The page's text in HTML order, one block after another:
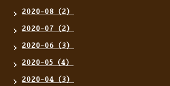
2020-08（2）
2020-07（2）
2020-06（3）
2020-05（4）
2020-04（3）